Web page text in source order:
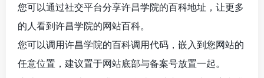
您可以通过社交平台分享许昌学院的百科地址，让更多
的人看到许昌学院的网站百科。
您可以调用许昌学院的百科调用代码，嵌入到您网站的
任意位置，建议置于网站底部与备案号放置一起。